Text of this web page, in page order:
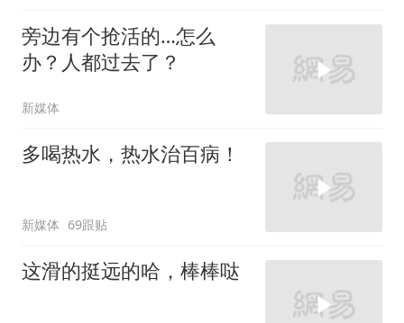
旁边有个抢活的…怎么
办？人都过去了？
新媒体
多喝热水，热水治百病！
新媒体 69跟贴
这滑的挺远的哈，棒棒哒